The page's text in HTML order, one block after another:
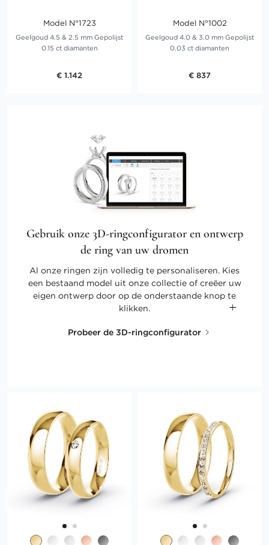
Model N°1723
Geelgoud 4.5 & 2.5 mm Gepolijst
0.15 ct diamanten
€ 1.142
Model N°1002
Geelgoud 4.0 & 3.0 mm Gepolijst
0.03 ct diamanten
€ 837
Gebruik onze 3D-ringconfigurator en ontwerp
de ring van uw dromen
Al onze ringen zijn volledig te personaliseren. Kies
een bestaand model uit onze collectie of creëer uw
eigen ontwerp door op de onderstaande knop te
klikken.
Probeer de 3D-ringconfigurator